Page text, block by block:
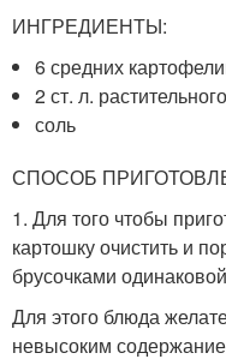
ИНГРЕДИЕНТЫ:
6 средних
2 ст. л.
соль
СПОСОБ
1. Для того чтобы
картошку очистить и
брусочками
Для этого блюда
невысоким